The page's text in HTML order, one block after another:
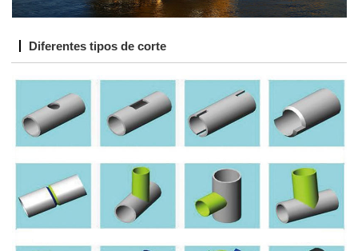
Diferentes tipos de corte